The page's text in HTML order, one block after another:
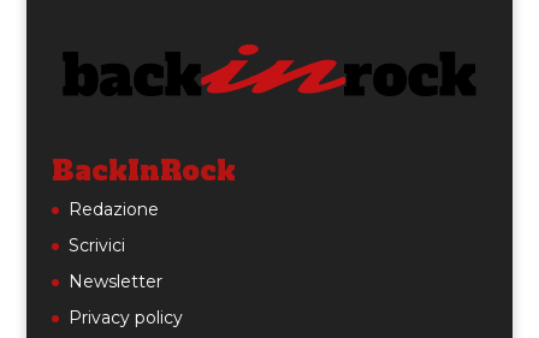
BackInRock
Redazione
Scrivici
Newsletter
Privacy policy